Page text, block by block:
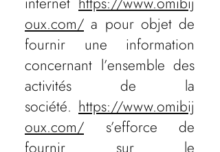
oux.com/ a pour objet de
fournir une information
concernant l’ensemble des
activités de la
société. https://www.omibij
oux.com/ s’efforce de
fournir sur le